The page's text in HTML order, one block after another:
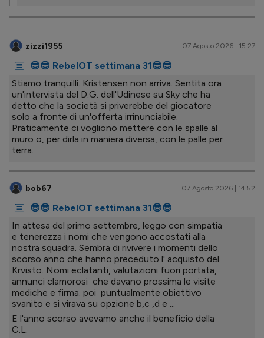
zizzi1955 07 Agosto 2026 | 15.27
😎😎 RebelOT settimana 31😎😎
Stiamo tranquilli. Kristensen non arriva. Sentita ora
un'intervista del D.G. dell'Udinese su Sky che ha
detto che la società si priverebbe del giocatore
solo a fronte di un'offerta irrinunciabile.
Praticamente ci vogliono mettere con le spalle al
muro o, per dirla in maniera diversa, con le palle per
terra.
bob67 07 Agosto 2026 | 14.52
😎😎 RebelOT settimana 31😎😎
In attesa del primo settembre, leggo con simpatia
e tenerezza i nomi che vengono accostati alla
nostra squadra. Sembra di rivivere i momenti dello
scorso anno che hanno preceduto l' acquisto del
Krvisto. Nomi eclatanti, valutazioni fuori portata,
annunci clamorosi che davano prossima le visite
mediche e firma. poi puntualmente obiettivo
svanito e si virava su opzione b,c ,d e ...
E l'anno scorso avevamo anche il beneficio della
C.L.